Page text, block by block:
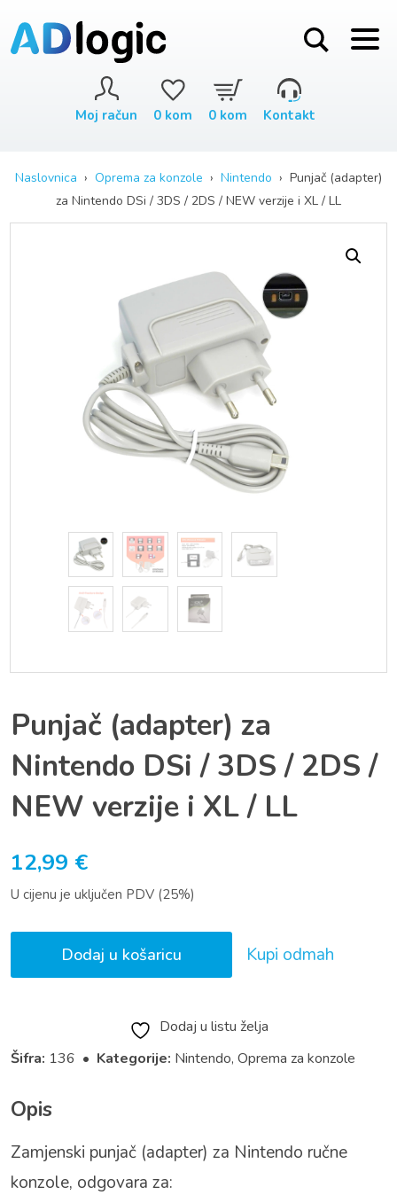
Moj račun 0 kom 0 kom Kontakt
Naslovnica › Oprema za konzole › Nintendo › Punjač (adapter)
za Nintendo DSi / 3DS / 2DS / NEW verzije i XL / LL
Punjač (adapter) za
Nintendo DSi / 3DS / 2DS /
NEW verzije i XL / LL
12,99 €
U cijenu je uključen PDV (25%)
Dodaj u košaricu Kupi odmah
Dodaj u listu želja
Šifra: 136 • Kategorije: Nintendo, Oprema za konzole
Opis
Zamjenski punjač (adapter) za Nintendo ručne
konzole, odgovara za: